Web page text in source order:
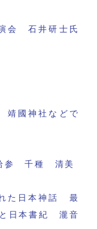
会 石井研士氏
靖國神社などで
参 千種 清美
た日本神話 最
日本書紀 瀧音